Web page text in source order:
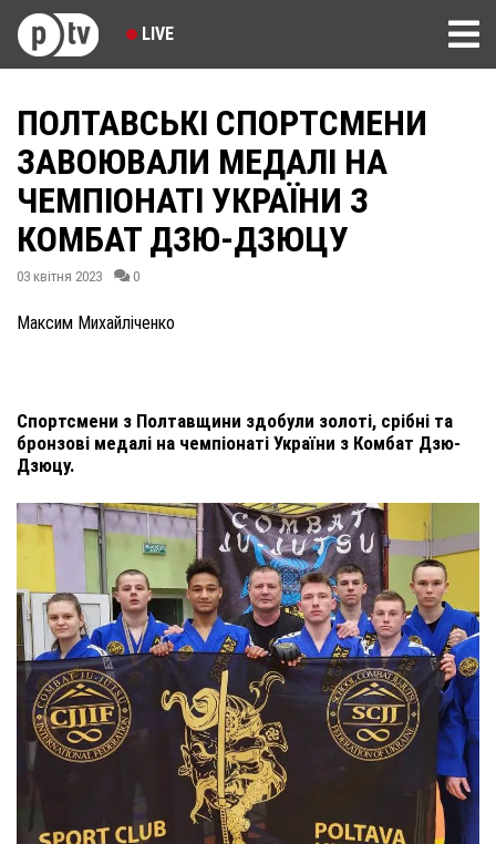
LIVE
ПОЛТАВСЬКІ СПОРТСМЕНИ
ЗАВОЮВАЛИ МЕДАЛІ НА
ЧЕМПІОНАТІ УКРАЇНИ З
КОМБАТ ДЗЮ-ДЗЮЦУ
03 квітня 2023 0
Максим Михайліченко
Спортсмени з Полтавщини здобули золоті, срібні та
бронзові медалі на чемпіонаті України з Комбат Дзю-
Дзюцу.